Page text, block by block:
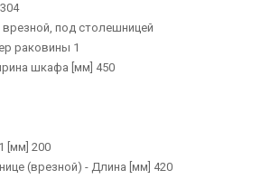
под столешницей
раковины 1
шкафа [мм] 450
[мм] 200
(врезной) - Длина [мм] 420